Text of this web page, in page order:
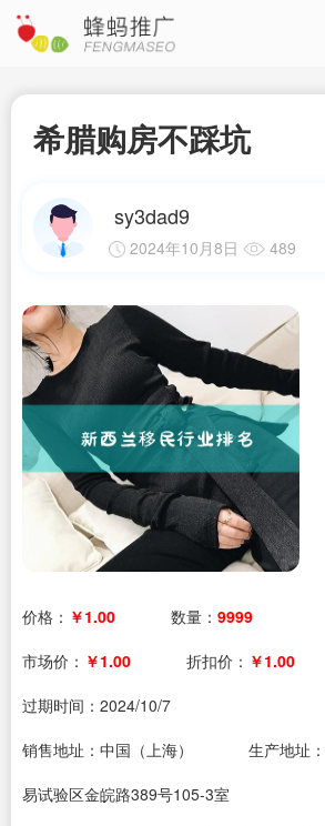
希腊购房不踩坑
sy3dad9
2024年10月8日 489
价格： ￥1.00 数量： 9999
市场价： ￥1.00 折扣价： ￥1.00
过期时间： 2024/10/7
销售地址：中国（上海）
生产地址
易试验区金皖路389号105-3室